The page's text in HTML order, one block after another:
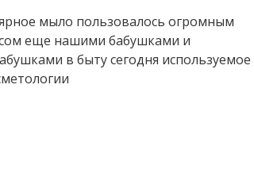
мыло пользовалось огромным
еще нашими бабушками и
в быту сегодня используемое